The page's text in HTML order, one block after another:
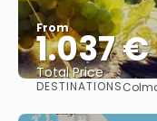
From
1.037 €
Total Price
DESTINATIONS